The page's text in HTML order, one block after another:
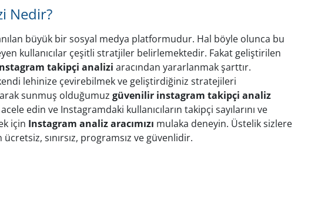
Nedir?
büyük bir sosyal medya platformudur. Hal böyle olunca bu
kullanıcılar çeşitli stratjiler belirlemektedir. Fakat geliştirilen
takipçi analizi aracından yararlanmak şarttır.
lehinize çevirebilmek ve geliştirdiğiniz stratejileri
sunmuş olduğumuz güvenilir instagram takipçi analiz
edin ve Instagramdaki kullanıcıların takipçi sayılarını ve
için Instagram analizaracımızı mulaka deneyin. Üstelik sizlere
sınırsız, programsız ve güvenlidir.